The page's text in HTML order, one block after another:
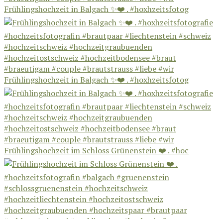
Frühlingshochzeit in Balgach ✨❤️ . #hoxhzeitsfotog
Frühlingshochzeit in Balgach ✨❤️ . #hoxhzeitsfotog
Frühlingshochzeit im Schloss Grünenstein ❤️ . #hoc